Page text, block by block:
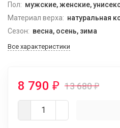
Пол: мужские, женские,
Материал верха: натуральная
Сезон: весна, осень, зима
Все характеристики
8 790 ₽ 13 680₽